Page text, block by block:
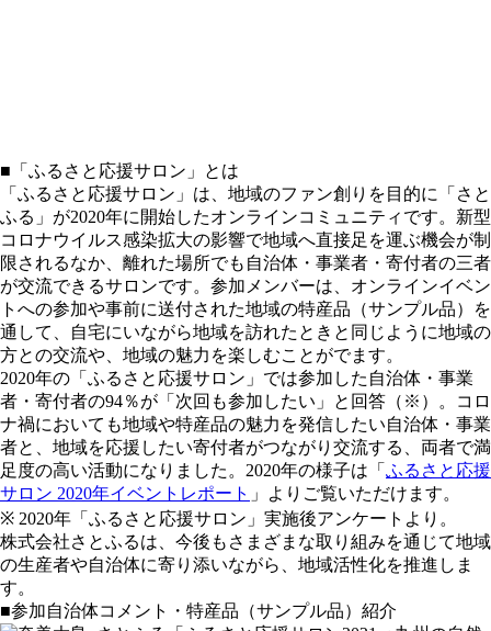
■「ふるさと応援サロン」とは
「ふるさと応援サロン」は、地域のファン創りを目的に「さと
ふる」が2020年に開始したオンラインコミュニティです。新型
コロナウイルス感染拡大の影響で地域へ直接足を運ぶ機会が制
限されるなか、離れた場所でも自治体・事業者・寄付者の三者
が交流できるサロンです。参加メンバーは、オンラインイベン
トへの参加や事前に送付された地域の特産品（サンプル品）を
通して、自宅にいながら地域を訪れたときと同じように地域の
方との交流や、地域の魅力を楽しむことがでます。
2020年の「ふるさと応援サロン」では参加した自治体・事業
者・寄付者の94％が「次回も参加したい」と回答（※）。コロ
ナ禍においても地域や特産品の魅力を発信したい自治体・事業
者と、地域を応援したい寄付者がつながり交流する、両者で満
足度の高い活動になりました。2020年の様子は「 ふるさと応援
サロン 2020年イベントレポート 」よりご覧いただけます。
※ 2020年「ふるさと応援サロン」実施後アンケートより。
株式会社さとふるは、今後もさまざまな取り組みを通じて地域
の生産者や自治体に寄り添いながら、地域活性化を推進しま
す。
■参加自治体コメント・特産品（サンプル品）紹介